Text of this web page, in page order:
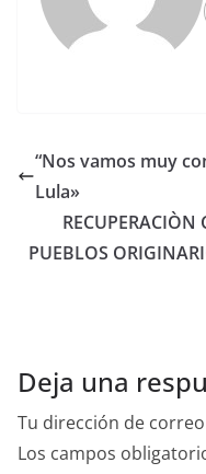
“Nos vamos muy
Lula»
RECUPERACIÒN
PUEBLOS
Deja una
Tu dirección de
Los campos